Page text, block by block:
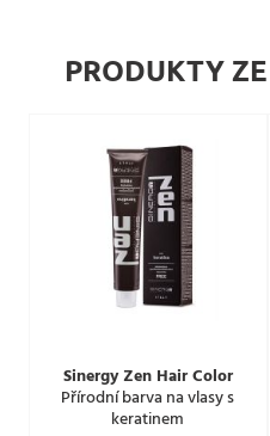
PRODUKTY
Sinergy Zen Hair Color
Přírodní barva na vlasy s
keratinem